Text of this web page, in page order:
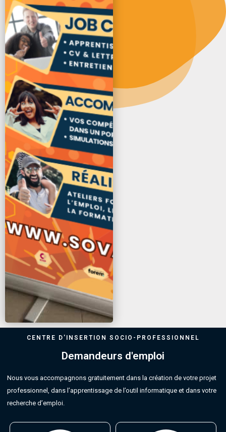
CENTRE D'INSERTION SOCIO-PROFESSIONNEL
Demandeurs d'emploi
Nous vous accompagnons gratuitement dans la création de votre projet
professionnel, dans l’apprentissage de l’outil informatique et dans votre
recherche d’emploi.